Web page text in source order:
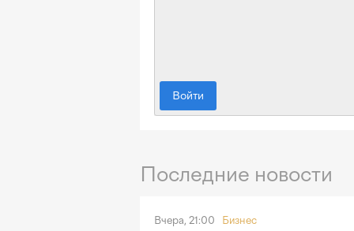
Войти
Последние новости
Вчера, 21:00 Бизнес